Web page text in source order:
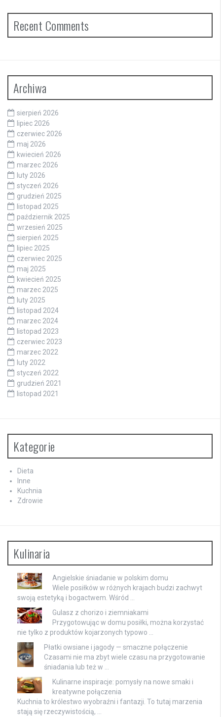
Recent Comments
Archiwa
sierpień 2026
lipiec 2026
czerwiec 2026
maj 2026
kwiecień 2026
marzec 2026
luty 2026
styczeń 2026
grudzień 2025
listopad 2025
październik 2025
wrzesień 2025
sierpień 2025
lipiec 2025
czerwiec 2025
maj 2025
kwiecień 2025
marzec 2025
luty 2025
listopad 2024
marzec 2024
listopad 2023
czerwiec 2023
marzec 2022
luty 2022
styczeń 2022
grudzień 2021
listopad 2021
Kategorie
Dieta
Inne
Kuchnia
Zdrowie
Kulinaria
Angielskie śniadanie w polskim domu
Wiele posiłków w różnych krajach budzi zachwyt
swoją estetyką i bogactwem. Wśród …
Gulasz z chorizo i ziemniakami
Przygotowując w domu posiłki, można korzystać
nie tylko z produktów kojarzonych typowo …
Płatki owsiane i jagody — smaczne połączenie
Czasami nie ma zbyt wiele czasu na przygotowanie
śniadania lub też w …
Kulinarne inspiracje: pomysły na nowe smaki i
kreatywne połączenia
Kuchnia to królestwo wyobraźni i fantazji. To tutaj marzenia
stają się rzeczywistością, …